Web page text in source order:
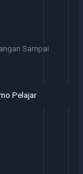
Sampai
Pelajar